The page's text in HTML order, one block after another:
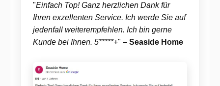
"Einfach Top! Ganz herzlichen Dank für
Ihren exzellenten Service. Ich werde Sie auf
jedenfall weiterempfehlen. Ich bin gerne
Kunde bei Ihnen. 5*****+" – Seaside Home